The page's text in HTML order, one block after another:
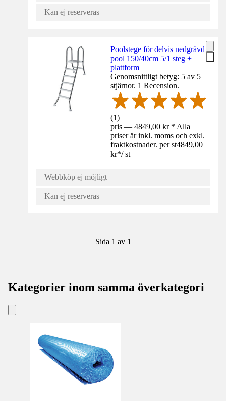
Kan ej reserveras
Poolstege för delvis nedgrävd
pool 150/40cm 5/1 steg +
plattform
Genomsnittligt betyg: 5 av 5
stjärnor. 1 Recension.
(1)
pris — 4849,00 kr * Alla
priser är inkl. moms och exkl.
fraktkostnader. per st4849,00
kr*/ st
Webbköp ej möjligt
Kan ej reserveras
Sida 1 av 1
Kategorier inom samma överkategori